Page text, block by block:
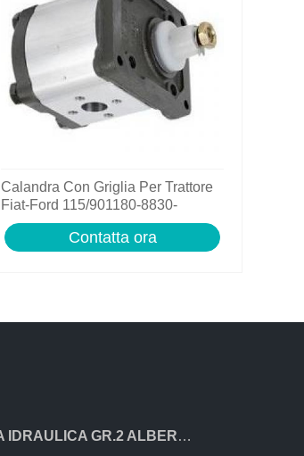
Calandra Con Griglia Per Trattore
Fiat-Ford 115/901180-8830-
5119664-5171767..
Contatta ora
LANTERNA POMPA IDRAULICA GR.2 ALBERO CILINDRICO DA 28,5mm PER MOTORE HONDA GX690